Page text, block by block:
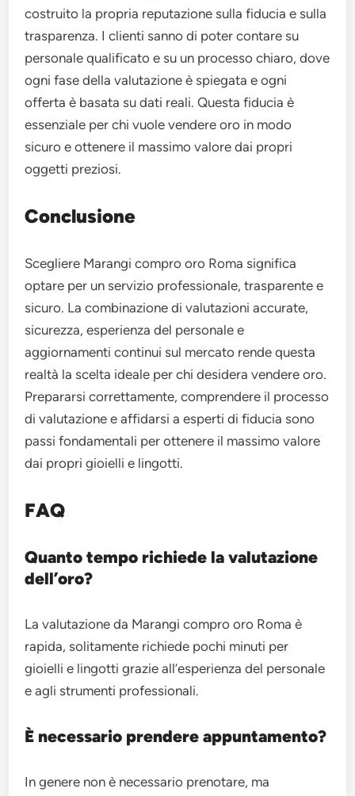
costruito la propria reputazione sulla fiducia e sulla
trasparenza. I clienti sanno di poter contare su
personale qualificato e su un processo chiaro, dove
ogni fase della valutazione è spiegata e ogni
offerta è basata su dati reali. Questa fiducia è
essenziale per chi vuole vendere oro in modo
sicuro e ottenere il massimo valore dai propri
oggetti preziosi.
Conclusione
Scegliere Marangi compro oro Roma significa
optare per un servizio professionale, trasparente e
sicuro. La combinazione di valutazioni accurate,
sicurezza, esperienza del personale e
aggiornamenti continui sul mercato rende questa
realtà la scelta ideale per chi desidera vendere oro.
Prepararsi correttamente, comprendere il processo
di valutazione e affidarsi a esperti di fiducia sono
passi fondamentali per ottenere il massimo valore
dai propri gioielli e lingotti.
FAQ
Quanto tempo richiede la valutazione
dell’oro?
La valutazione da Marangi compro oro Roma è
rapida, solitamente richiede pochi minuti per
gioielli e lingotti grazie all’esperienza del personale
e agli strumenti professionali.
È necessario prendere appuntamento?
In genere non è necessario prenotare, ma